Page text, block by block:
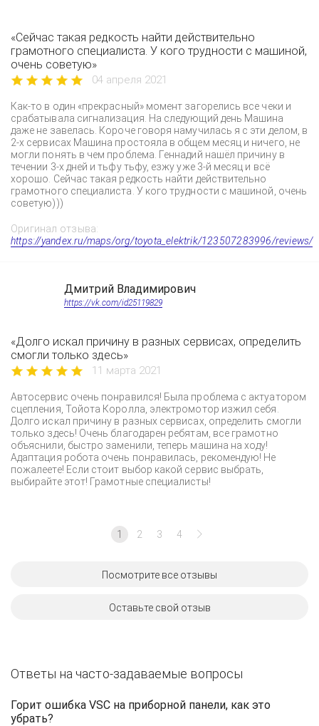
«Сейчас такая редкость найти действительно
грамотного специалиста. У кого трудности с машиной,
очень советую»
04 апреля 2021
Как-то в один «прекрасный» момент загорелись все чеки и
срабатывала сигнализация. На следующий день Машина
даже не завелась. Короче говоря намучилась я с эти делом, в
2-х сервисах Машина простояла в общем месяц и ничего, не
могли понять в чем проблема. Геннадий нашёл причину в
течении 3-х дней и тьфу тьфу, езжу уже 3-й месяц и всё
хорошо. Сейчас такая редкость найти действительно
грамотного специалиста. У кого трудности с машиной, очень
советую)))
Оригинал отзыва:
https://yandex.ru/maps/org/toyota_elektrik/123507283996/reviews/
Дмитрий Владимирович
https://vk.com/id25119829
«Долго искал причину в разных сервисах, определить
смогли только здесь»
11 марта 2021
Автосервис очень понравился! Была проблема с актуатором
сцепления, Тойота Королла, электромотор изжил себя.
Долго искал причину в разных сервисах, определить смогли
только здесь! Очень благодарен ребятам, все грамотно
объяснили, быстро заменили, теперь машина на ходу!
Адаптация робота очень понравилась, рекомендую! Не
пожалеете! Если стоит выбор какой сервис выбрать,
выбирайте этот! Грамотные специалисты!
1 2 3 4
Посмотрите все отзывы
Оставьте свой отзыв
Ответы на часто-задаваемые вопросы
Горит ошибка VSC на приборной панели, как это
убрать?